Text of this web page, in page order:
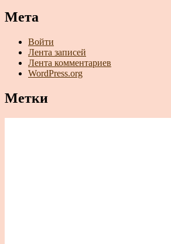
Мета
Войти
Лента записей
Лента комментариев
WordPress.org
Метки